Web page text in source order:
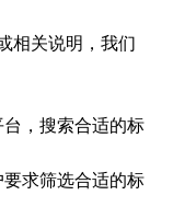
相关说明，我们
，搜索合适的标
求筛选合适的标